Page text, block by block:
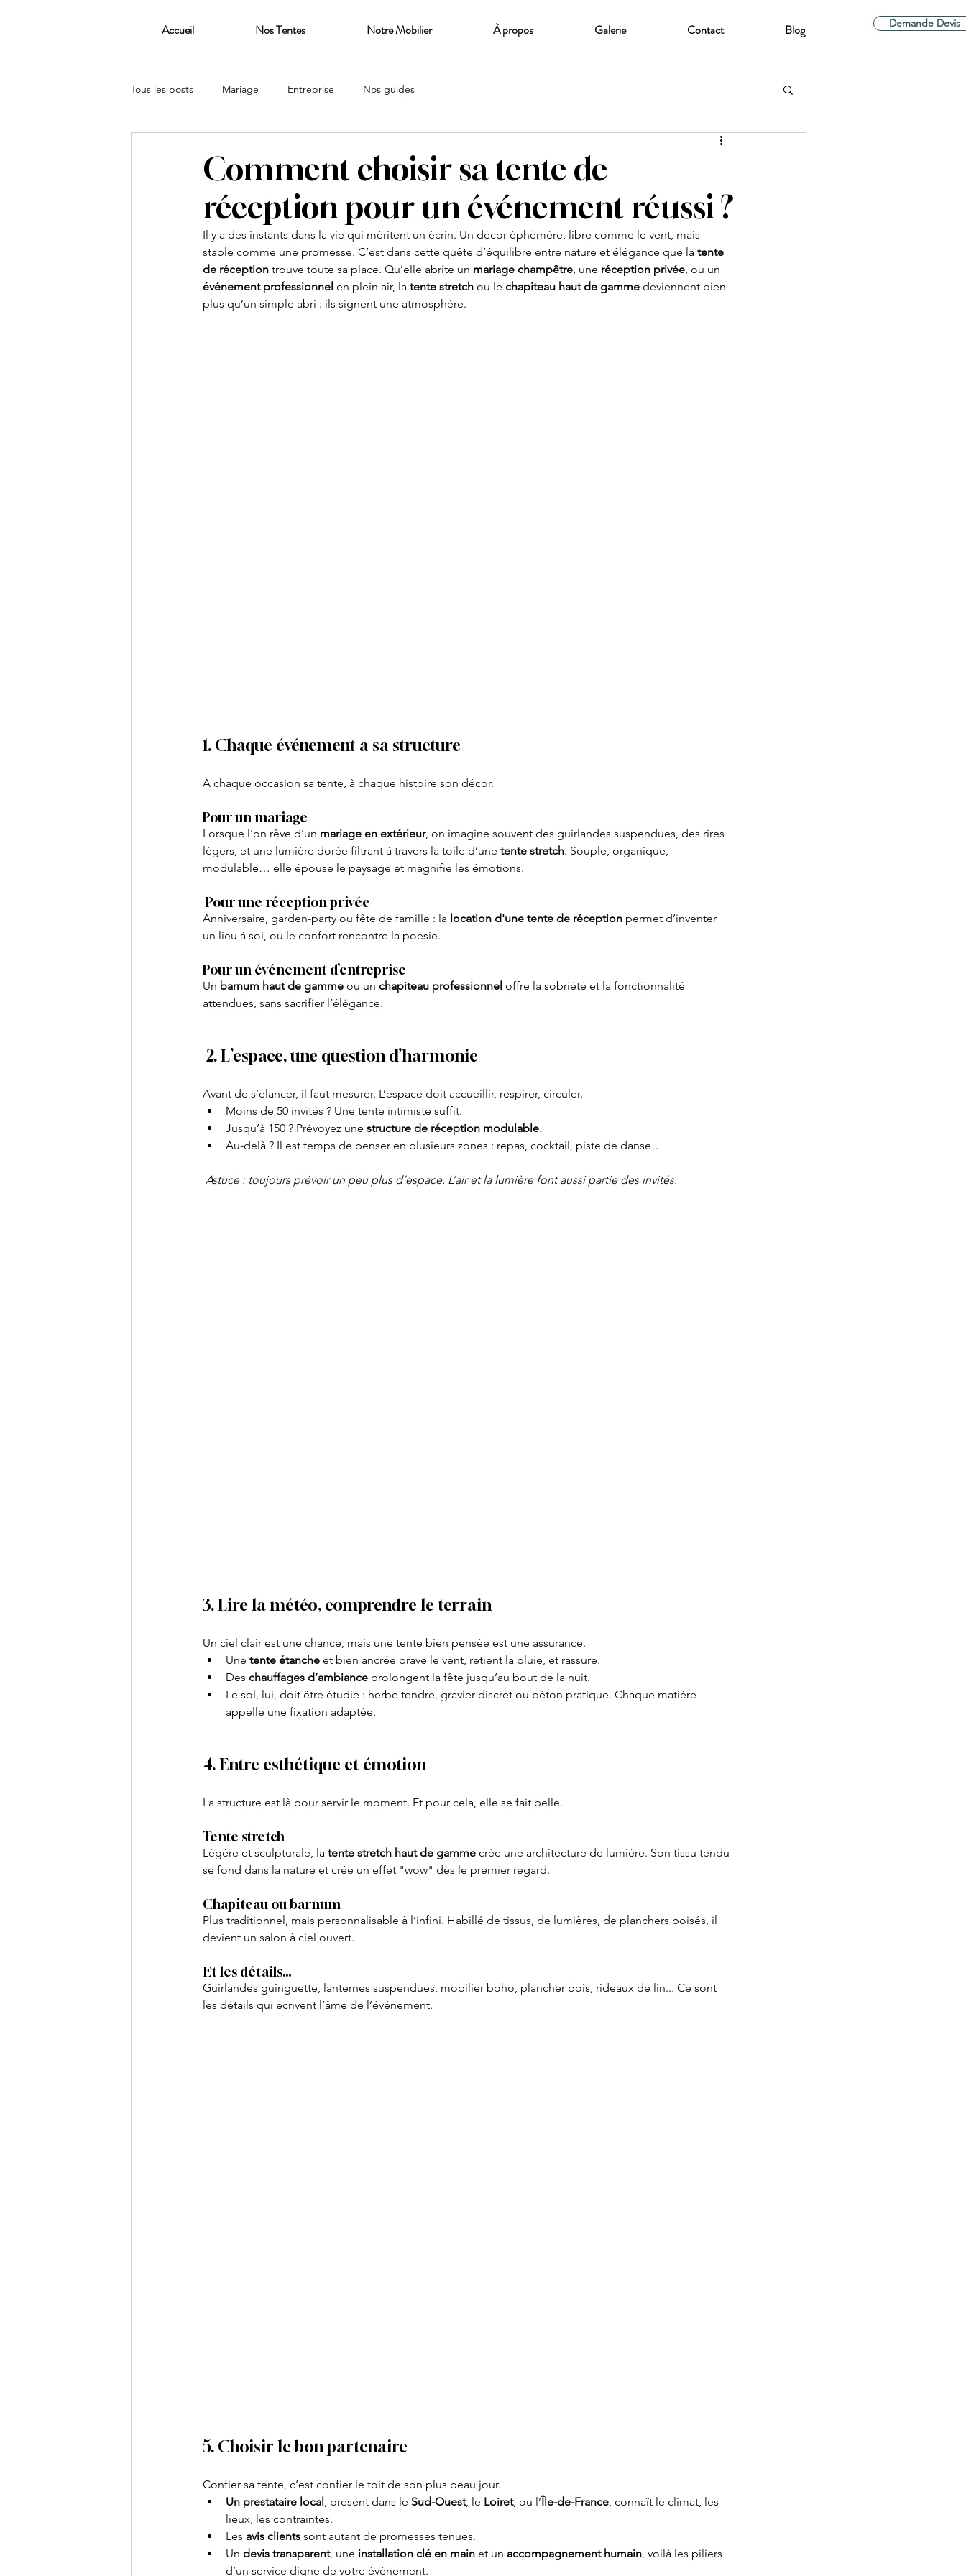
Accueil Nos Tentes Notre Mobilier À propos Galerie Contact Blog Demande Devis
Tous les posts Mariage Entreprise Nos guides
Comment choisir sa tente de
réception pour un événement réussi ?
Il y a des instants dans la vie qui méritent un écrin. Un décor éphémère, libre comme le vent, mais
stable comme une promesse. C’est dans cette quête d’équilibre entre nature et élégance que la tente
de réception trouve toute sa place. Qu’elle abrite un mariage champêtre, une réception privée, ou un
événement professionnel en plein air, la tente stretch ou le chapiteau haut de gamme deviennent bien
plus qu’un simple abri : ils signent une atmosphère.
1. Chaque événement a sa structure
À chaque occasion sa tente, à chaque histoire son décor.
Pour un mariage
Lorsque l’on rêve d’un mariage en extérieur, on imagine souvent des guirlandes suspendues, des rires
légers, et une lumière dorée filtrant à travers la toile d’une tente stretch. Souple, organique,
modulable… elle épouse le paysage et magnifie les émotions.
Pour une réception privée
Anniversaire, garden-party ou fête de famille : la location d'une tente de réception permet d’inventer
un lieu à soi, où le confort rencontre la poésie.
Pour un événement d’entreprise
Un barnum haut de gamme ou un chapiteau professionnel offre la sobriété et la fonctionnalité
attendues, sans sacrifier l’élégance.
2. L’espace, une question d’harmonie
Avant de s’élancer, il faut mesurer. L’espace doit accueillir, respirer, circuler.
Moins de 50 invités ? Une tente intimiste suffit.
Jusqu’à 150 ? Prévoyez une structure de réception modulable.
Au-delà ? Il est temps de penser en plusieurs zones : repas, cocktail, piste de danse…
Astuce : toujours prévoir un peu plus d’espace. L’air et la lumière font aussi partie des invités.
3. Lire la météo, comprendre le terrain
Un ciel clair est une chance, mais une tente bien pensée est une assurance.
Une tente étanche et bien ancrée brave le vent, retient la pluie, et rassure.
Des chauffages d’ambiance prolongent la fête jusqu’au bout de la nuit.
Le sol, lui, doit être étudié : herbe tendre, gravier discret ou béton pratique. Chaque matière
appelle une fixation adaptée.
4. Entre esthétique et émotion
La structure est là pour servir le moment. Et pour cela, elle se fait belle.
Tente stretch
Légère et sculpturale, la tente stretch haut de gamme crée une architecture de lumière. Son tissu tendu
se fond dans la nature et crée un effet "wow" dès le premier regard.
Chapiteau ou barnum
Plus traditionnel, mais personnalisable à l’infini. Habillé de tissus, de lumières, de planchers boisés, il
devient un salon à ciel ouvert.
Et les détails…
Guirlandes guinguette, lanternes suspendues, mobilier boho, plancher bois, rideaux de lin... Ce sont
les détails qui écrivent l’âme de l’événement.
5. Choisir le bon partenaire
Confier sa tente, c’est confier le toit de son plus beau jour.
Un prestataire local, présent dans le Sud-Ouest, le Loiret, ou l’Île-de-France, connaît le climat, les
lieux, les contraintes.
Les avis clients sont autant de promesses tenues.
Un devis transparent, une installation clé en main et un accompagnement humain, voilà les piliers
d’un service digne de votre événement.